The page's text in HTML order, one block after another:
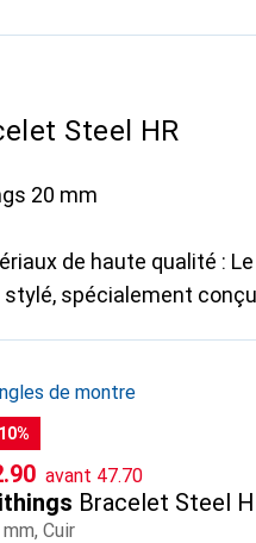
Steel HR
20 mm
de haute qualité :
spécialement conçu
de montre
avant CHF
47.70
Bracelet Steel
Cuir